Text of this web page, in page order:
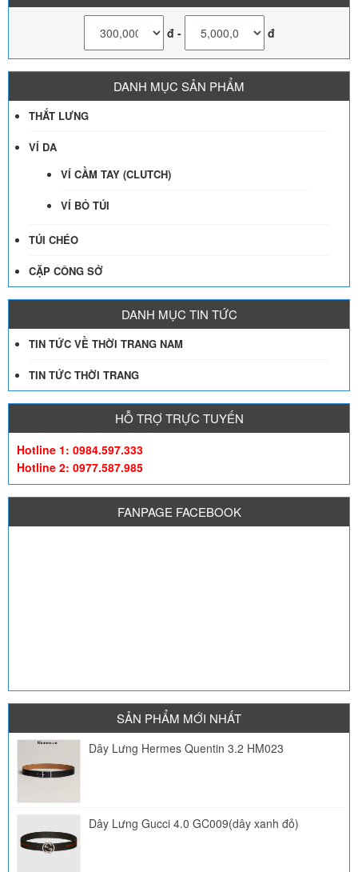
đ - đ
DANH MỤC SẢN PHẨM
THẮT LƯNG
VÍ DA
VÍ CẦM TAY (CLUTCH)
VÍ BỎ TÚI
TÚI CHÉO
CẶP CÔNG SỞ
DANH MỤC TIN TỨC
TIN TỨC VỀ THỜI TRANG NAM
TIN TỨC THỜI TRANG
HỖ TRỢ TRỰC TUYẾN
Hotline 1: 0984.597.333
Hotline 2: 0977.587.985
FANPAGE FACEBOOK
SẢN PHẨM MỚI NHẤT
Dây Lưng Hermes Quentin 3.2 HM023
Dây Lưng Gucci 4.0 GC009(dây xanh đỏ)